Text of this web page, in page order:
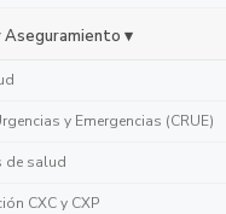
Aseguramiento ▾
y Emergencias (CRUE)
de salud
CXC y CXP